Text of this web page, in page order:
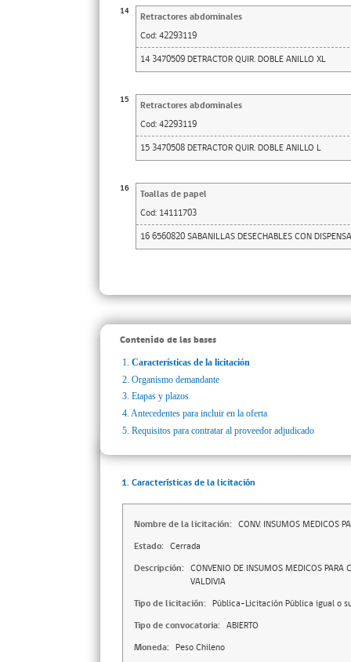
14
Retractores abdominales
Cod: 42293119
14 3470509 DETRACTOR QUIR. DOBLE ANILLO XL
15
Retractores abdominales
Cod: 42293119
15 3470508 DETRACTOR QUIR. DOBLE ANILLO L
16
Toallas de papel
Cod: 14111703
16 6560820 SABANILLAS DESECHABLES CON
Contenido de las bases
1. Características de la licitación
2. Organismo demandante
3. Etapas y plazos
4. Antecedentes para incluir en la oferta
5. Requisitos para contratar al proveedor adjudicado
1. Características de la licitación
Nombre de la licitación: CONV. INSUMOS MEDICOS
Estado: Cerrada
Descripción: CONVENIO DE INSUMOS MEDICOS PARA
VALDIVIA
Tipo de licitación: Pública-Licitación Pública igual o
Tipo de convocatoria: ABIERTO
Moneda: Peso Chileno